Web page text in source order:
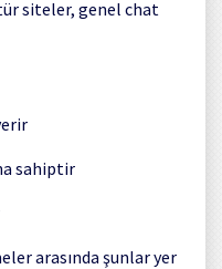
siteler, genel chat
sahiptir
arasında şunlar yer